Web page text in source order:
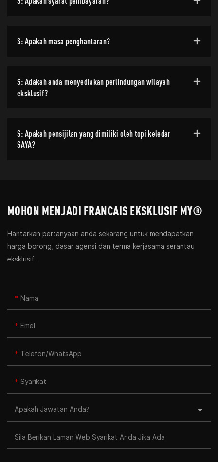
S: Apakah masa penghantaran?
S: Adakah anda menyediakan perlindungan wilayah
eksklusif?
S: Apakah pensijilan yang dimiliki oleh topi keledar
SAYA?
MOHON MENJADI FRANCAIS EKSKLUSIF MY®
Hantarkan pertanyaan anda sekarang untuk mendapatkan
harga borong, dasar agensi dan terma kerjasama serantau
eksklusif.
Nama
Emel
Telefon/whatsApp
Syarikat
Apakah Jawatan Anda?
Sila Berikan Laman Web Syarikat Anda Jika Ada